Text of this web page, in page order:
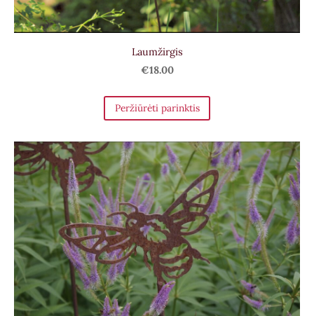
Laumžirgis
€18.00
Peržiūrėti parinktis